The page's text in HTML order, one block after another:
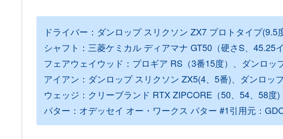
ドライバー：ダンロップ スリクソン ZX7 プロトタイプ(9.5
シャフト：三菱ケミカル ディアマナ GT50（硬さS、45.25イ
フェアウェイウッド：プロギア RS（3番15度）、ダンロッ
アイアン：ダンロップ スリクソン ZX5(4、5番)、ダンロッ
ウェッジ：クリーブランド RTX ZIPCORE（50、54、58度)
パター：オデッセイ オー・ワークス パター #1引用元：